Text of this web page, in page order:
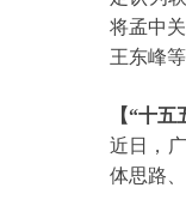
将孟中
王东峰
【“十五
近日，
体思路